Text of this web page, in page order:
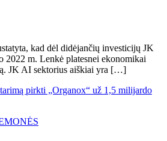
kad dėl didėjančių investicijų JK
2022 m. Lenkė platesnei ekonomikai
JK AI sektorius aiškiai yra […]